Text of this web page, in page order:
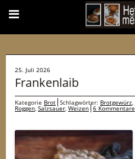
25. Juli 2026
Frankenlaib
Kategorie Brot Schlagwörter: Brotgewürz,
Roggen, Salzsauer, Weizen 6 Kommentare